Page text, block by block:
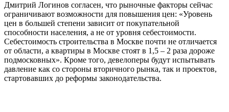
Дмитрий Логинов согласен, что рыночные факторы сейчас
ограничивают возможности для повышения цен: «Уровень
цен в большей степени зависит от покупательной
способности населения, а не от уровня себестоимости.
Себестоимость строительства в Москве почти не отличается
от области, а квартиры в Москве стоят в 1,5 – 2 раза дороже
подмосковных». Кроме того, девелоперы будут испытывать
давление как со стороны вторичного рынка, так и проектов,
стартовавших до реформы законодательства.